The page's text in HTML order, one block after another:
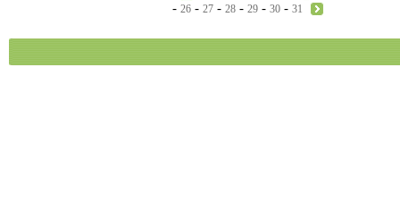
- 26 - 27 - 28 - 29 - 30 - 31